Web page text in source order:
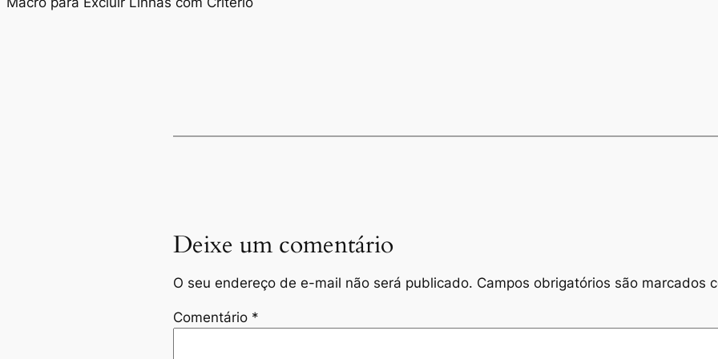
Deixe um comentário
O seu endereço de e-mail não será publicado. Campos obrigatórios são marcados
Comentário *